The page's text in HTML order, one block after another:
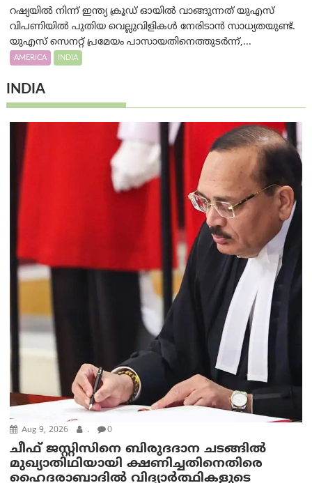
റഷ്യയിൽ നിന്ന് ഇന്ത്യ ക്രൂഡ് ഓയിൽ വാങ്ങുന്നത് യുഎസ്
വിപണിയിൽ പുതിയ വെല്ലുവിളികൾ നേരിടാൻ സാധ്യതയുണ്ട്.
യുഎസ് സെനറ്റ് പ്രമേയം പാസായതിനെത്തുടർന്ന്,...
AMERICA INDIA
INDIA
Aug 9, 2026 . 0
ചീഫ് ജസ്റ്റിസിനെ ബിരുദദാന ചടങ്ങില്‍
മുഖ്യാതിഥിയായി ക്ഷണിച്ചതിനെതിരെ
ഹൈദരാബാദില്‍ വിദ്യാർത്ഥികളുടെ